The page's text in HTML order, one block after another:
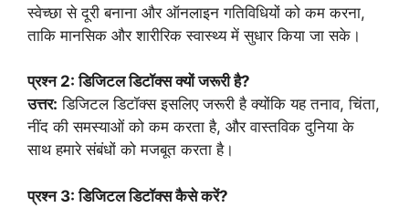
स्वेच्छा से दूरी बनाना और ऑनलाइन गतिविधियों को कम करना,
ताकि मानसिक और शारीरिक स्वास्थ्य में सुधार किया जा सके।
प्रश्न 2: डिजिटल डिटॉक्स क्यों जरूरी है?
उत्तर: डिजिटल डिटॉक्स इसलिए जरूरी है क्योंकि यह तनाव, चिंता,
नींद की समस्याओं को कम करता है, और वास्तविक दुनिया के
साथ हमारे संबंधों को मजबूत करता है।
प्रश्न 3: डिजिटल डिटॉक्स कैसे करें?